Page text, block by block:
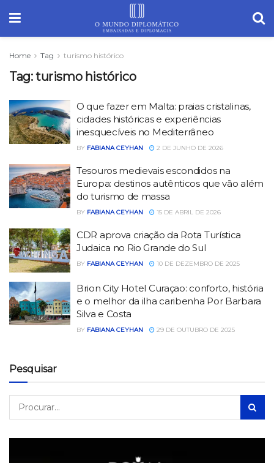
Home Tag turismo histórico
Tag:turismo histórico
O que fazer em Malta: praias cristalinas,
cidades históricas e experiências
inesquecíveis no Mediterrâneo
BY FABIANA CEYHAN 2 DE JUNHO DE 2026
Tesouros medievais escondidos na
Europa: destinos autênticos que vão além
do turismo de massa
BY FABIANA CEYHAN 15 DE ABRIL DE 2026
CDR aprova criação da Rota Turística
Judaica no Rio Grande do Sul
BY FABIANA CEYHAN 10 DE DEZEMBRO DE 2025
Brion City Hotel Curaçao: conforto, história
e o melhor da ilha caribenha Por Barbara
Silva e Costa
BY FABIANA CEYHAN 29 DE OUTUBRO DE 2025
Pesquisar